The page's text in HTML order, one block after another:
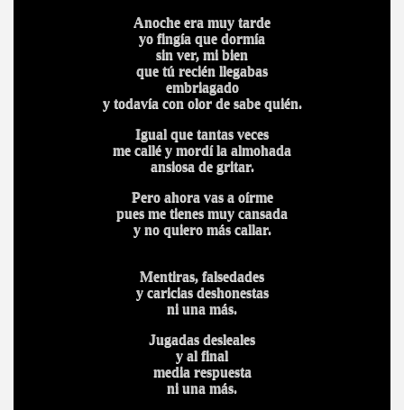
Anoche era muy tarde
yo fingía que dormía
sin ver, mi bien
que tú recién llegabas
embriagado
y todavía con olor de sabe quién.
Igual que tantas veces
me callé y mordí la almohada
ansiosa de gritar.
Pero ahora vas a oírme
pues me tienes muy cansada
y no quiero más callar.
Mentiras, falsedades
y caricias deshonestas
ni una más.
Jugadas desleales
y al final
media respuesta
ni una más.